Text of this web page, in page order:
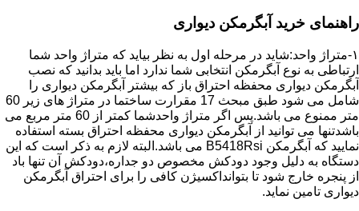
راهنمای خرید آبگرمکن دیواری
۱-متراژ واحد:شاید در مرحله اول به نظر بیاید که متراژ واحد شما
ارتباطی به نوع آبگرمکن انتخابی شما ندارد اما باید بدانید که نصب
آبگرمکن دیواری محفظه احتراق باز که بیشتر آبگرمکن دیواری را
شامل می شود طبق مبحث 17 مقرارت ساختما در متراژ های زیر 60
متر ممنوع می باشد.پس اگر متراژ واحدشما کمتر از 60 متر مربع می
باشدتنها می توانید از آبگرمکن دیواری محفظه احتراق بسته استفاده
نمایید که آبگرمکن B5418Rsi می باشد.البته لازم به ذکر است که این
دستگاه به دلیل وجود دودکش مخصوص دو جداره،دودکش آن تنها باد
از پنجره خارج شود تا بتوانداکسیژن کافی را برای احتراق آبگرمکن
دیواری تامین نماید.